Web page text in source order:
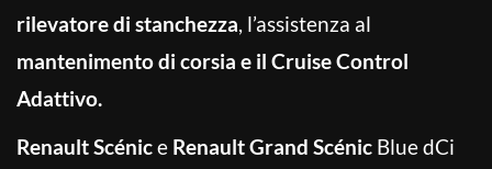
rilevatore di stanchezza, l’assistenza al
mantenimento di corsia e il Cruise Control
Adattivo.
Renault Scénice Renault Grand Scénic Blue dCi